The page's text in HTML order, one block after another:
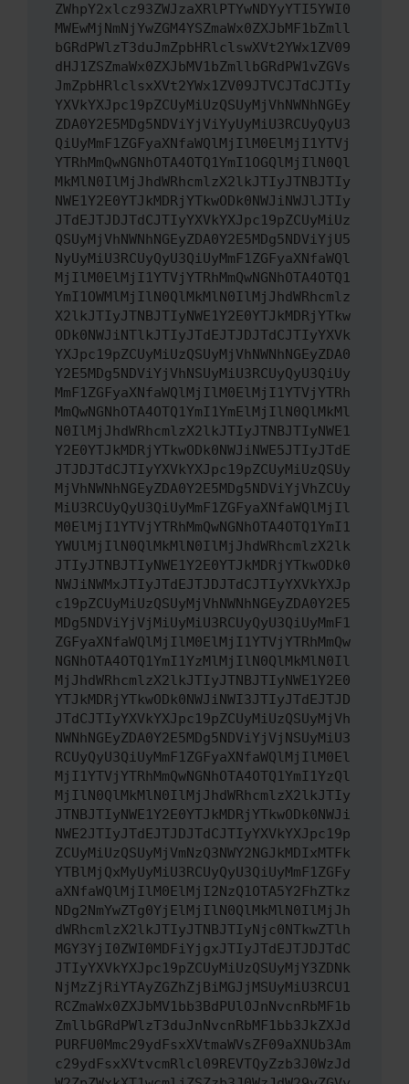
ZWhpY2xlcz93ZWJzaXRlPTYwNDYyYTI5YWI0
MWEwMjNmNjYwZGM4YSZmaWx0ZXJbMF1bZmll
bGRdPWlzT3duJmZpbHRlclswXVt2YWx1ZV09
dHJ1ZSZmaWx0ZXJbMV1bZmllbGRdPW1vZGVs
JmZpbHRlclsxXVt2YWx1ZV09JTVCJTdCJTIy
YXVkYXJpc19pZCUyMiUzQSUyMjVhNWNhNGEy
ZDA0Y2E5MDg5NDViYjViYyUyMiU3RCUyQyU3
QiUyMmF1ZGFyaXNfaWQlMjIlM0ElMjI1YTVj
YTRhMmQwNGNhOTA4OTQ1YmI1OGQlMjIlN0Ql
MkMlN0IlMjJhdWRhcmlzX2lkJTIyJTNBJTIy
NWE1Y2E0YTJkMDRjYTkwODk0NWJiNWJlJTIy
JTdEJTJDJTdCJTIyYXVkYXJpc19pZCUyMiUz
QSUyMjVhNWNhNGEyZDA0Y2E5MDg5NDViYjU5
NyUyMiU3RCUyQyU3QiUyMmF1ZGFyaXNfaWQl
MjIlM0ElMjI1YTVjYTRhMmQwNGNhOTA4OTQ1
YmI1OWMlMjIlN0QlMkMlN0IlMjJhdWRhcmlz
X2lkJTIyJTNBJTIyNWE1Y2E0YTJkMDRjYTkw
ODk0NWJiNTlkJTIyJTdEJTJDJTdCJTIyYXVk
YXJpc19pZCUyMiUzQSUyMjVhNWNhNGEyZDA0
Y2E5MDg5NDViYjVhNSUyMiU3RCUyQyU3QiUy
MmF1ZGFyaXNfaWQlMjIlM0ElMjI1YTVjYTRh
MmQwNGNhOTA4OTQ1YmI1YmElMjIlN0QlMkMl
N0IlMjJhdWRhcmlzX2lkJTIyJTNBJTIyNWE1
Y2E0YTJkMDRjYTkwODk0NWJiNWE5JTIyJTdE
JTJDJTdCJTIyYXVkYXJpc19pZCUyMiUzQSUy
MjVhNWNhNGEyZDA0Y2E5MDg5NDViYjVhZCUy
MiU3RCUyQyU3QiUyMmF1ZGFyaXNfaWQlMjIl
M0ElMjI1YTVjYTRhMmQwNGNhOTA4OTQ1YmI1
YWUlMjIlN0QlMkMlN0IlMjJhdWRhcmlzX2lk
JTIyJTNBJTIyNWE1Y2E0YTJkMDRjYTkwODk0
NWJiNWMxJTIyJTdEJTJDJTdCJTIyYXVkYXJp
c19pZCUyMiUzQSUyMjVhNWNhNGEyZDA0Y2E5
MDg5NDViYjVjMiUyMiU3RCUyQyU3QiUyMmF1
ZGFyaXNfaWQlMjIlM0ElMjI1YTVjYTRhMmQw
NGNhOTA4OTQ1YmI1YzMlMjIlN0QlMkMlN0Il
MjJhdWRhcmlzX2lkJTIyJTNBJTIyNWE1Y2E0
YTJkMDRjYTkwODk0NWJiNWI3JTIyJTdEJTJD
JTdCJTIyYXVkYXJpc19pZCUyMiUzQSUyMjVh
NWNhNGEyZDA0Y2E5MDg5NDViYjVjNSUyMiU3
RCUyQyU3QiUyMmF1ZGFyaXNfaWQlMjIlM0El
MjI1YTVjYTRhMmQwNGNhOTA4OTQ1YmI1YzQl
MjIlN0QlMkMlN0IlMjJhdWRhcmlzX2lkJTIy
JTNBJTIyNWE1Y2E0YTJkMDRjYTkwODk0NWJi
NWE2JTIyJTdEJTJDJTdCJTIyYXVkYXJpc19p
ZCUyMiUzQSUyMjVmNzQ3NWY2NGJkMDIxMTFk
YTBlMjQxMyUyMiU3RCUyQyU3QiUyMmF1ZGFy
aXNfaWQlMjIlM0ElMjI2NzQ1OTA5Y2FhZTkz
NDg2NmYwZTg0YjElMjIlN0QlMkMlN0IlMjJh
dWRhcmlzX2lkJTIyJTNBJTIyNjc0NTkwZTlh
MGY3YjI0ZWI0MDFiYjgxJTIyJTdEJTJDJTdC
JTIyYXVkYXJpc19pZCUyMiUzQSUyMjY3ZDNk
NjMzZjRiYTAyZGZhZjBiMGJjMSUyMiU3RCU1
RCZmaWx0ZXJbMV1bb3BdPUlOJnNvcnRbMF1b
ZmllbGRdPWlzT3duJnNvcnRbMF1bb3JkZXJd
PURFU0Mmc29ydFsxXVtmaWVsZF09aXNUb3Am
c29ydFsxXVtvcmRlcl09REVTQyZzb3J0WzJd